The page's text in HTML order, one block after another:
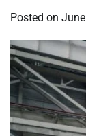
Posted on